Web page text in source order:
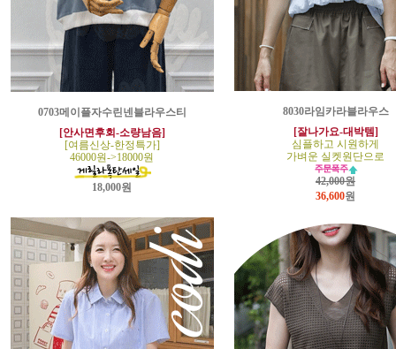
0703메이플자수린넨블라우스티
[안사면후회-소량남음]
[여름신상-한정특가]
46000원->18000원
18,000원
8030라임카라블라우스
[잘나가요-대박템]
심플하고 시원하게
가벼운 실켓원단으로
42,000원
36,600원